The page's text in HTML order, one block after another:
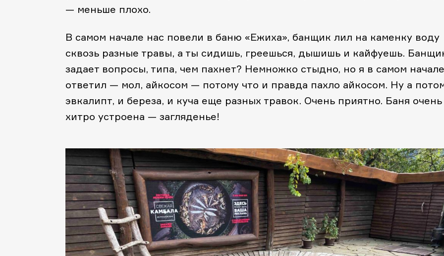
— меньше плохо.
В самом начале нас повели в баню «Ежиха», банщик лил на каменку воду
сквозь разные травы, а ты сидишь, греешься, дышишь и кайфуешь.
задает вопросы, типа, чем пахнет? Немножко стыдно, но я в самом начале
ответил — мол, айкосом — потому что и правда пахло айкосом. Ну а
эвкалипт, и береза, и куча еще разных травок. Очень приятно. Баня очень
хитро устроена — загляденье!